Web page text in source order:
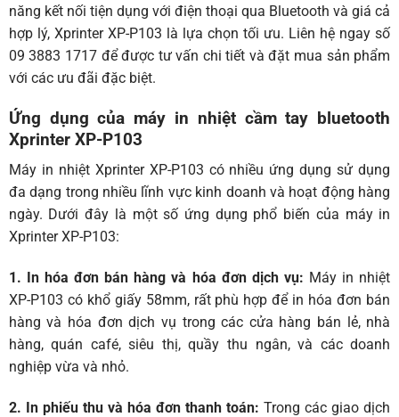
năng kết nối tiện dụng với điện thoại qua Bluetooth và giá cả
hợp lý, Xprinter XP-P103 là lựa chọn tối ưu. Liên hệ ngay số
09 3883 1717để được tư vấn chi tiết và đặt mua sản phẩm
với các ưu đãi đặc biệt.
Ứng dụng của máy in nhiệt cầm tay bluetooth
Xprinter XP-P103
Máy in nhiệt Xprinter XP-P103 có nhiều ứng dụng sử dụng
đa dạng trong nhiều lĩnh vực kinh doanh và hoạt động hàng
ngày. Dưới đây là một số ứng dụng phổ biến của máy in
Xprinter XP-P103:
1. In hóa đơn bán hàng và hóa đơn dịch vụ: Máy in nhiệt
XP-P103 có khổ giấy 58mm, rất phù hợp để in hóa đơn bán
hàng và hóa đơn dịch vụ trong các cửa hàng bán lẻ, nhà
hàng, quán café, siêu thị, quầy thu ngân, và các doanh
nghiệp vừa và nhỏ.
2. In phiếu thu và hóa đơn thanh toán:Trong các giao dịch